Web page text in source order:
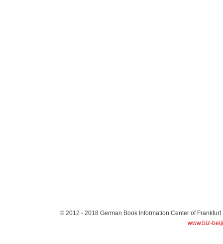
© 2012 - 2018 German Book Information Center of Frankfurt
www.biz-